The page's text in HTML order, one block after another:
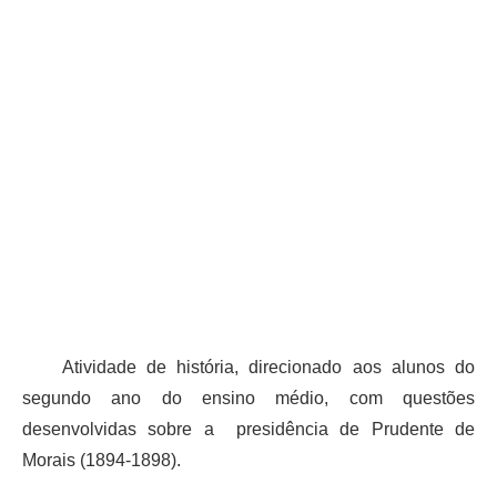
Atividade de história, direcionado aos alunos do
segundo ano do ensino médio, com questões
desenvolvidas sobre a presidência de Prudente de
Morais (1894-1898).